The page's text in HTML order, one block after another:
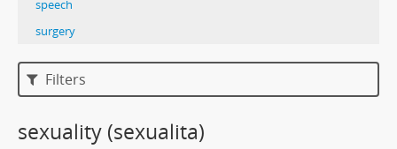
speech
surgery
Filters
sexuality (sexualita)